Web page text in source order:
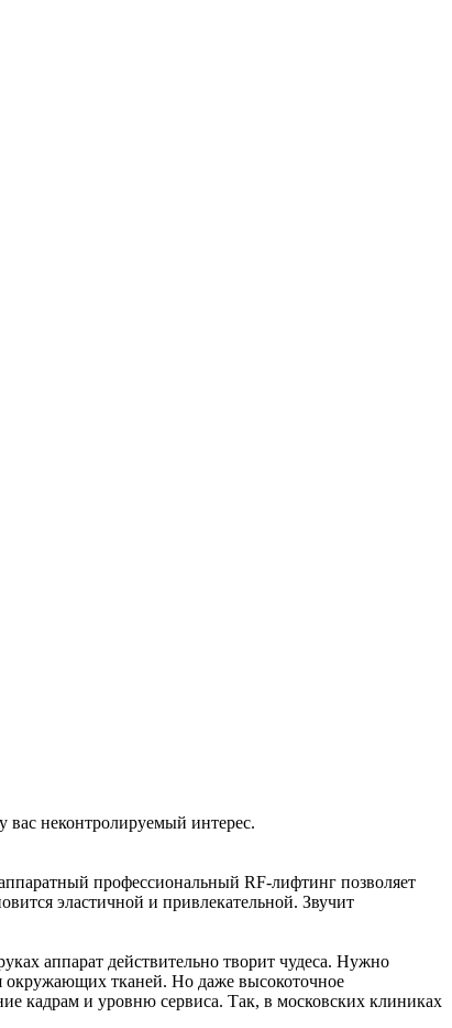
вас неконтролируемый интерес.
профессиональный RF-лифтинг позволяет
эластичной и привлекательной. Звучит
аппарат действительно творит чудеса. Нужно
окружающих тканей. Но даже высокоточное
кадрам и уровню сервиса. Так, в московских клиниках